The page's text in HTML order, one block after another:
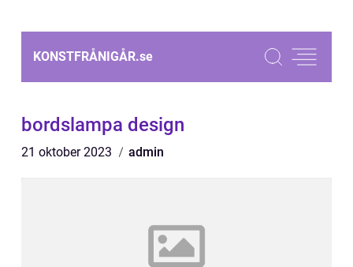
KONSTFRÅNIGÅR.se
bordslampa design
21 oktober 2023 admin